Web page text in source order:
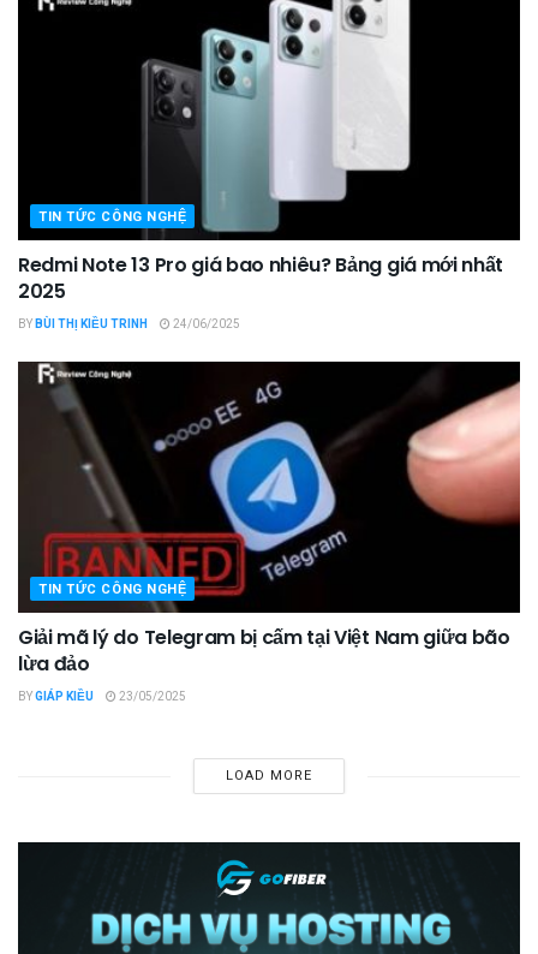
TIN TỨC CÔNG NGHỆ
Redmi Note 13 Pro giá bao nhiêu? Bảng giá mới nhất
2025
BYBÙI THỊ KIỀU TRINH 24/06/2025
TIN TỨC CÔNG NGHỆ
Giải mã lý do Telegram bị cấm tại Việt Nam giữa bão
lừa đảo
BYGIÁP KIỀU 23/05/2025
LOAD MORE